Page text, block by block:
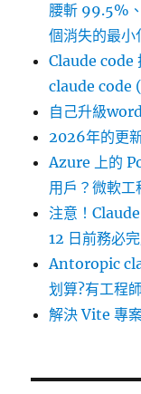
腰斬 99.5%
個消失的最小
Claude code
claude code
自己升級
2026年的更
Azure 上的
用戶？微軟工
注意！
12 日前務必
Antoropic
划算?有工程
解決 Vite 專